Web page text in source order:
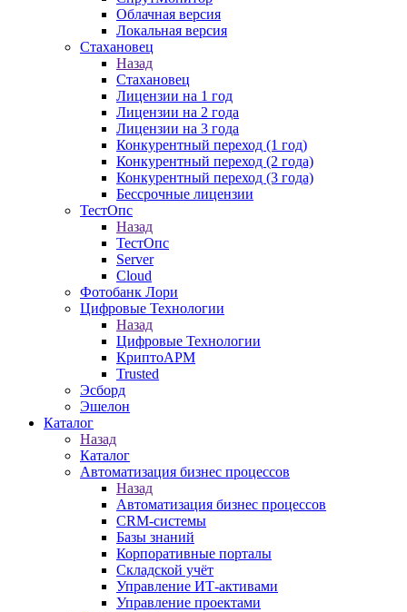
Облачная версия
Локальная версия
Стахановец
Назад
Стахановец
Лицензии на 1 год
Лицензии на 2 года
Лицензии на 3 года
Конкурентный переход (1 год)
Конкурентный переход (2 года)
Конкурентный переход (3 года)
Бессрочные лицензии
ТестОпс
Назад
ТестОпс
Server
Cloud
Фотобанк Лори
Цифровые Технологии
Назад
Цифровые Технологии
КриптоАРМ
Trusted
Эсборд
Эшелон
Каталог
Назад
Каталог
Автоматизация бизнес процессов
Назад
Автоматизация бизнес процессов
CRM-системы
Базы знаний
Корпоративные порталы
Складской учёт
Управление ИТ-активами
Управление проектами